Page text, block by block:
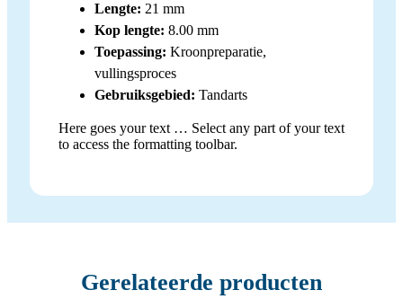
Lengte: 21 mm
Kop lengte: 8.00 mm
Toepassing: Kroonpreparatie,
vullingsproces
Gebruiksgebied: Tandarts
Here goes your text … Select any part of your text
to access the formatting toolbar.
Gerelateerde producten